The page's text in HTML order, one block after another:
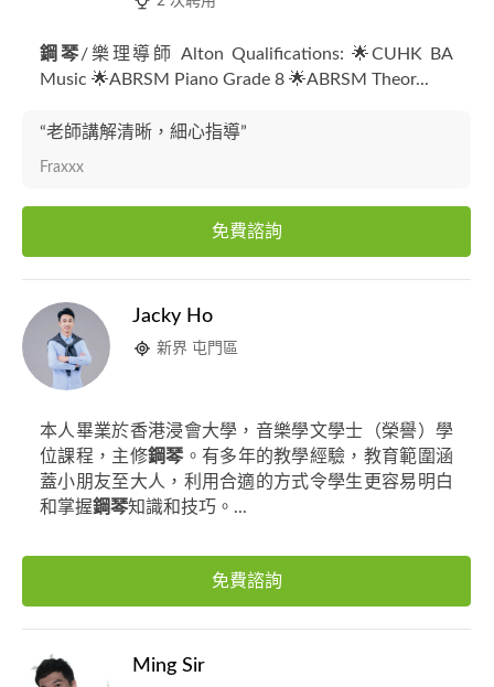
鋼琴/樂理導師 Alton Qualifications: 🌟CUHK BA
Music 🌟ABRSM Piano Grade 8 🌟ABRSM Theor...
“老師講解清晰，細心指導”
Fraxxx
免費諮詢
Jacky Ho
新界 屯門區
本人畢業於香港浸會大學，音樂學文學士（榮譽）學
位課程，主修鋼琴。有多年的教學經驗，教育範圍涵
蓋小朋友至大人，利用合適的方式令學生更容易明白
和掌握鋼琴知識和技巧。...
免費諮詢
Ming Sir